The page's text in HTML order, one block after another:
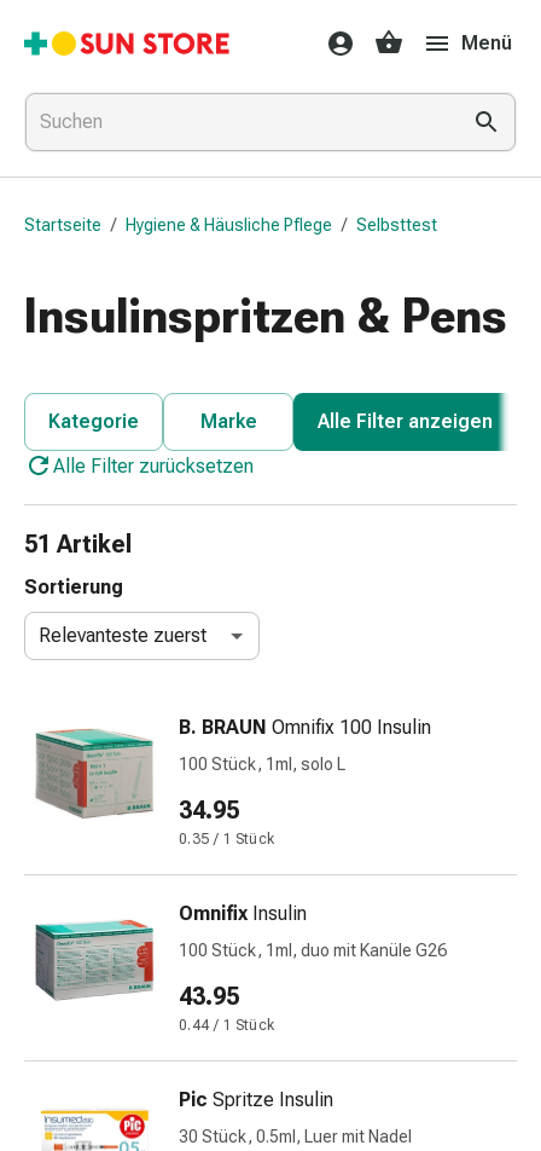
Gesundheit
&
Medikamente
Erkältung
&
Grippe
&
Halsschmerzen
Grippe-
Husten
Inhalationsgerät
&
Hautirritation
&
Elastische
Binden
Fingerverbände
Fixierpflaster
Gazebinden
Kompressionsbinden
Pflaster
Pflasterbinden,
Tapes
&
Schlauchverbände
Menü
Startseite / Hygiene & Häusliche Pflege / Selbsttest
Insulinspritzen & Pens
Kategorie Marke
Alle Filter anzeigen
Alle Filter zurücksetzen
51 Artikel
Sortierung
Relevanteste zuerst
B. BRAUN Omnifix 100 Insulin
100 Stück, 1ml, solo L
34.95
0.35 / 1 Stück
Omnifix Insulin
100 Stück, 1ml, duo mit Kanüle G26
43.95
0.44 / 1 Stück
Pic Spritze Insulin
30 Stück, 0.5ml, Luer mit Nadel